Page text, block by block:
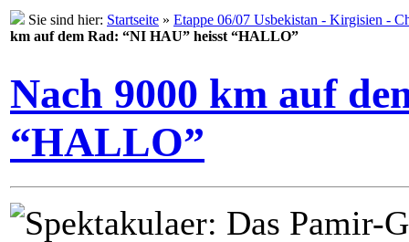
Sie sind hier: Startseite » Etappe 06/07 Usbekistan - Kirgisien -
km auf dem Rad: “NI HAU” heisst “HALLO”
Nach 9000 km auf
“HALLO”